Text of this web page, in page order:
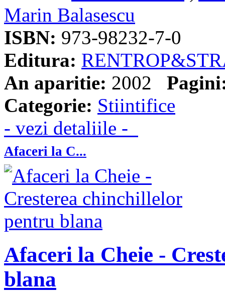
Marin Balasescu
ISBN: 973-98232-7-0
Editura:
An aparitie: 2002
Categorie: Stiintifice
- vezi detaliile -
Afaceri la C...
Afaceri la Cheie -
blana